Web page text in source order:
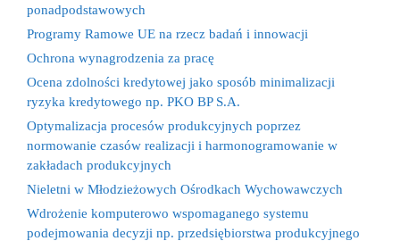
ponadpodstawowych
Programy Ramowe UE na rzecz badań i innowacji
Ochrona wynagrodzenia za pracę
Ocena zdolności kredytowej jako sposób minimalizacji
ryzyka kredytowego np. PKO BP S.A.
Optymalizacja procesów produkcyjnych poprzez
normowanie czasów realizacji i harmonogramowanie w
zakładach produkcyjnych
Nieletni w Młodzieżowych Ośrodkach Wychowawczych
Wdrożenie komputerowo wspomaganego systemu
podejmowania decyzji np. przedsiębiorstwa produkcyjnego